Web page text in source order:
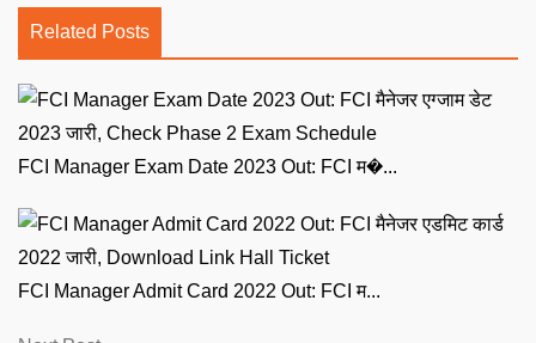
Related Posts
FCI Manager Exam Date 2023 Out: FCI म�...
FCI Manager Admit Card 2022 Out: FCI म...